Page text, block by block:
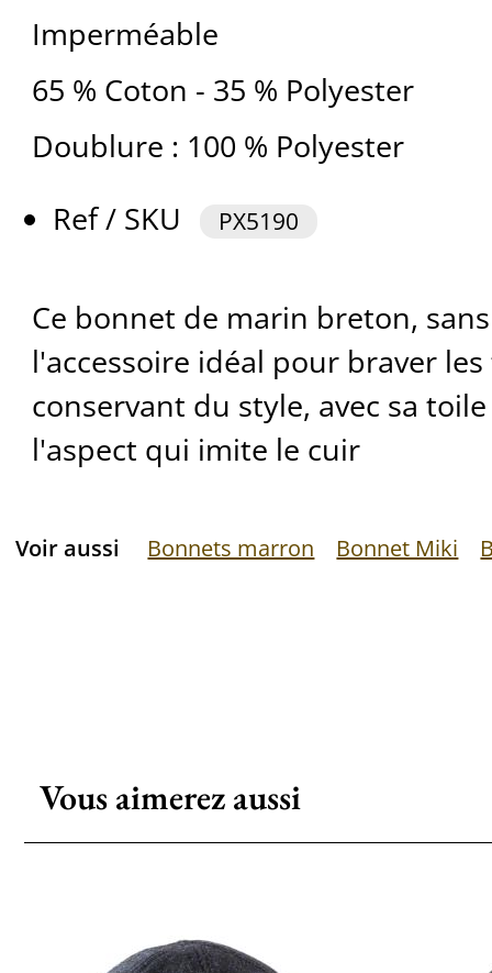
Imperméable
65 % Coton - 35 % Polyester
Doublure : 100 % Polyester
Ref / SKU
PX5190
Ce bonnet de marin breton,
l'accessoire idéal pour braver
conservant du style, avec sa
l'aspect qui imite le cuir
Voir aussi Bonnets marron Bonnet Miki
Vous aimerez aussi